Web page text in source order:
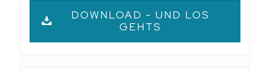
DOWNLOAD - UND LOS
GEHTS